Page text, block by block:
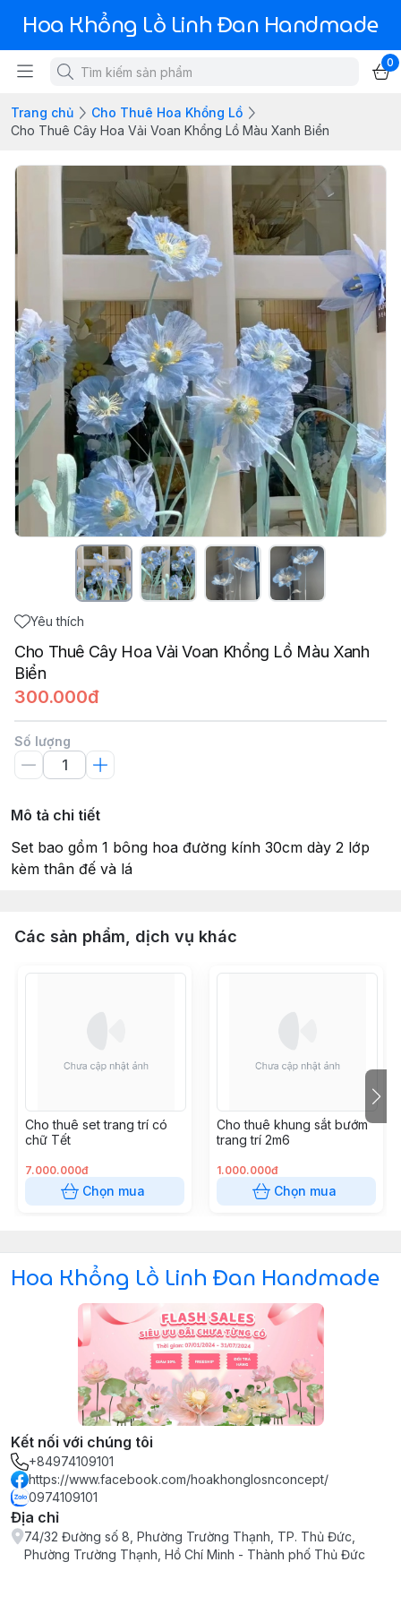
Hoa Khổng Lồ Linh Đan Handmade
0
Trang chủ
Cho Thuê Hoa Khổng Lồ
Cho Thuê Cây Hoa Vải Voan Khổng Lồ Màu Xanh Biển
Yêu thích
Cho Thuê Cây Hoa Vải Voan Khổng Lồ Màu Xanh
Biển
300.000đ
Số lượng
Mô tả chi tiết
Set bao gồm 1 bông hoa đường kính 30cm dày 2 lớp
kèm thân đế và lá
Các sản phẩm, dịch vụ khác
Cho thuê set trang trí có
chữ Tết
7.000.000đ
Chọn mua
Cho thuê khung sắt bướm
trang trí 2m6
1.000.000đ
Chọn mua
Hoa Khổng Lồ Linh Đan Handmade
Kết nối với chúng tôi
+84974109101
https://www.facebook.com/hoakhonglosnconcept/
0974109101
Địa chỉ
74/32 Đường số 8, Phường Trường Thạnh, TP. Thủ Đức,
Phường Trường Thạnh, Hồ Chí Minh - Thành phố Thủ Đức